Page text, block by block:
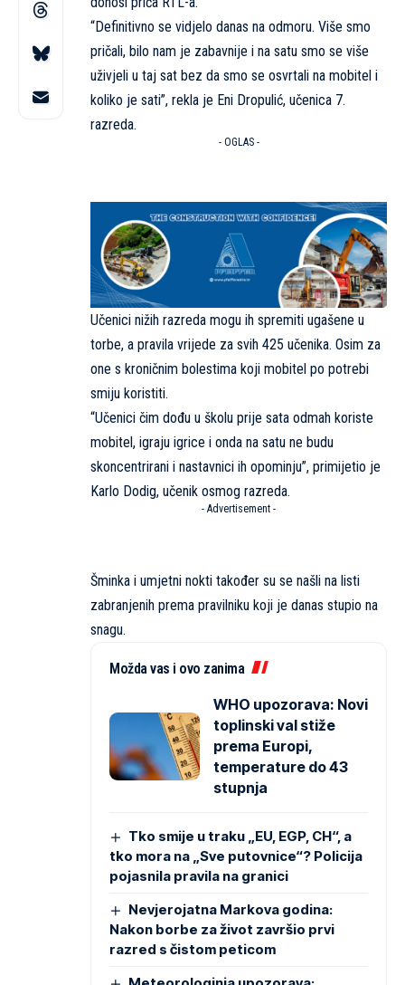
“Definitivno se vidjelo danas na odmoru. Više smo
pričali, bilo nam je zabavnije i na satu smo se više
uživjeli u taj sat bez da smo se osvrtali na mobitel i
koliko je sati”, rekla je Eni Dropulić, učenica 7.
razreda.
- OGLAS -
Učenici nižih razreda mogu ih spremiti ugašene u
torbe, a pravila vrijede za svih 425 učenika. Osim za
one s kroničnim bolestima koji mobitel po potrebi
smiju koristiti.
“Učenici čim dođu u školu prije sata odmah koriste
mobitel, igraju igrice i onda na satu ne budu
skoncentrirani i nastavnici ih opominju”, primijetio je
Karlo Dodig, učenik osmog razreda.
- Advertisement -
Šminka i umjetni nokti također su se našli na listi
zabranjenih prema pravilniku koji je danas stupio na
snagu.
Možda vas i ovo zanima
WHO upozorava: Novi
toplinski val stiže
prema Europi,
temperature do 43
stupnja
Tko smije u traku „EU, EGP, CH“, a
tko mora na „Sve putovnice“? Policija
pojasnila pravila na granici
Nevjerojatna Markova godina:
Nakon borbe za život završio prvi
razred s čistom peticom